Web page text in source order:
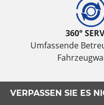
360°
Umfassende
VERPASSEN SIE ES